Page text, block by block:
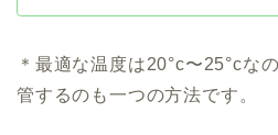
＊最適な温度は20°c〜25°cな
管するのも一つの方法です。